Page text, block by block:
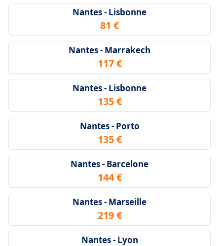
Nantes - Lisbonne
81 €
Nantes - Marrakech
117 €
Nantes - Lisbonne
135 €
Nantes - Porto
135 €
Nantes - Barcelone
144 €
Nantes - Marseille
219 €
Nantes - Lyon